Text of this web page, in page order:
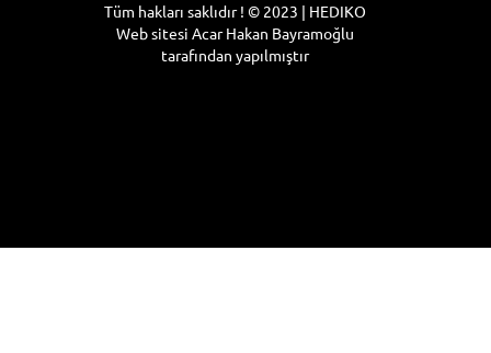
Tüm hakları saklıdır ! © 2023 | HEDIKO
Web sitesiAcar Hakan Bayramoğlu
tarafından yapılmıştır